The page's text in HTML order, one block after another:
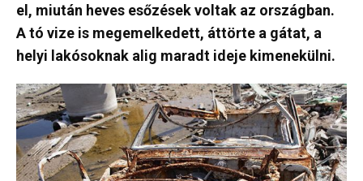
el, miután heves esőzések voltak az országban.
A tó vize is megemelkedett, áttörte a gátat, a
helyi lakósoknak alig maradt ideje kimenekülni.